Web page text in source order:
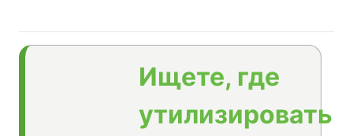
Ищете, где
утилизировать